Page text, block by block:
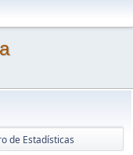
de Estadísticas